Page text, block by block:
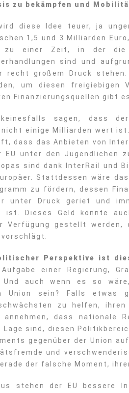
zu bekämpfen und
diese Idee teuer, ja
1,5 und 3 Milliarden
zu einer Zeit, in der die
sind und
recht großem Druck stehen.
um diesen freigiebigen
Finanzierungsquellen gibt
sagen, dass
nicht einige Milliarden wert
dass das Anbieten von
EU unter den Jugendlichen
sind dank InterRail und
Stattdessen wäre
zu fördern, dessen
unter Druck geriet und
ist. Dieses Geld könnte
Verfügung gestellt werden,
Perspektive ist
einer Regierung,
Und auch wenn es so
Union sein? Falls etwas
zu helfen,
dass nationale
Lage sind, diesen
gegenüber der Union
und
der falsche Moment,
stehen der EU bessere